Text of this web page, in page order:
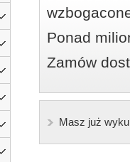
Ponad
Zamów
Masz już